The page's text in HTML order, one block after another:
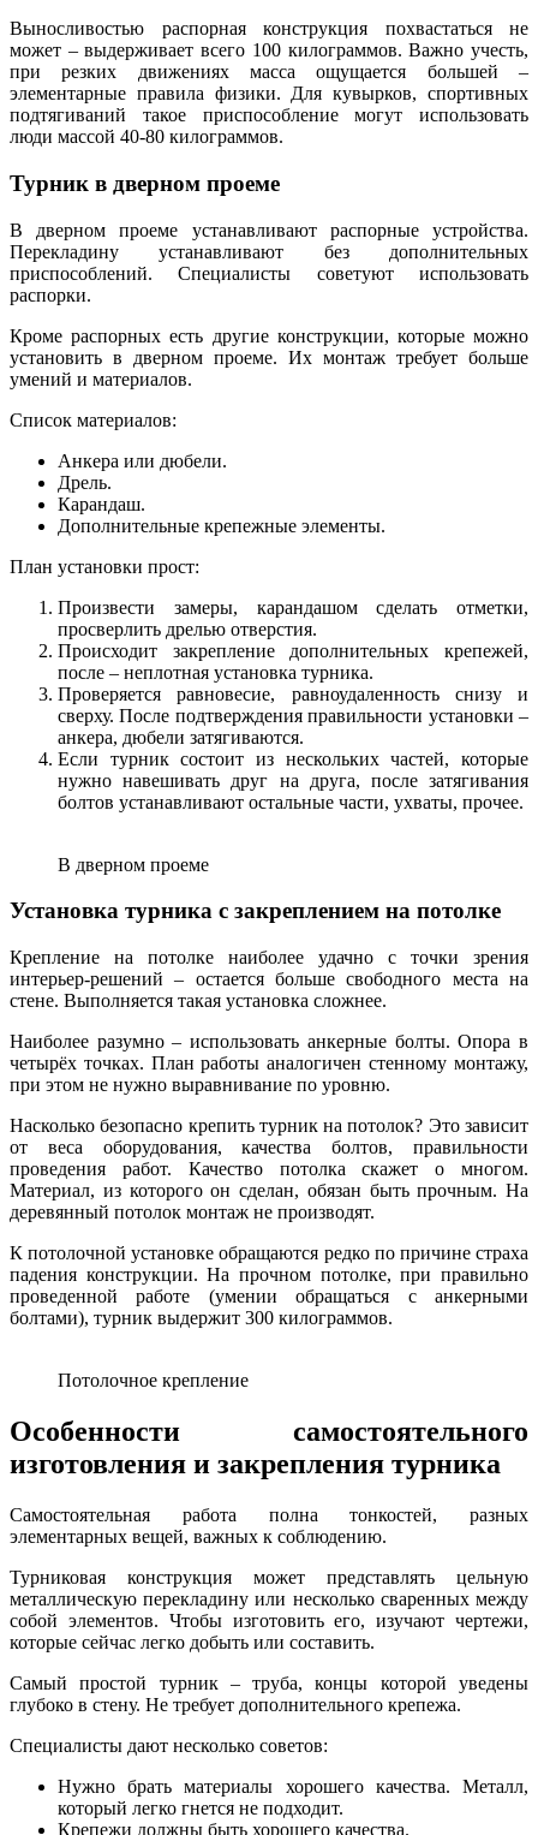
Выносливостью распорная конструкция похвастаться не
может – выдерживает всего 100 килограммов. Важно учесть,
при резких движениях масса ощущается большей –
элементарные правила физики. Для кувырков, спортивных
подтягиваний такое приспособление могут использовать
люди массой 40-80 килограммов.
Турник в дверном проеме
В дверном проеме устанавливают распорные устройства.
Перекладину устанавливают без дополнительных
приспособлений. Специалисты советуют использовать
распорки.
Кроме распорных есть другие конструкции, которые можно
установить в дверном проеме. Их монтаж требует больше
умений и материалов.
Список материалов:
Анкера или дюбели.
Дрель.
Карандаш.
Дополнительные крепежные элементы.
План установки прост:
Произвести замеры, карандашом сделать отметки,
просверлить дрелью отверстия.
Происходит закрепление дополнительных крепежей,
после – неплотная установка турника.
Проверяется равновесие, равноудаленность снизу и
сверху. После подтверждения правильности установки –
анкера, дюбели затягиваются.
Если турник состоит из нескольких частей, которые
нужно навешивать друг на друга, после затягивания
болтов устанавливают остальные части, ухваты, прочее.
В дверном проеме
Установка турника с закреплением на потолке
Крепление на потолке наиболее удачно с точки зрения
интерьер-решений – остается больше свободного места на
стене. Выполняется такая установка сложнее.
Наиболее разумно – использовать анкерные болты. Опора в
четырёх точках. План работы аналогичен стенному монтажу,
при этом не нужно выравнивание по уровню.
Насколько безопасно крепить турник на потолок? Это зависит
от веса оборудования, качества болтов, правильности
проведения работ. Качество потолка скажет о многом.
Материал, из которого он сделан, обязан быть прочным. На
деревянный потолок монтаж не производят.
К потолочной установке обращаются редко по причине страха
падения конструкции. На прочном потолке, при правильно
проведенной работе (умении обращаться с анкерными
болтами), турник выдержит 300 килограммов.
Потолочное крепление
Особенности самостоятельного
изготовления и закрепления турника
Самостоятельная работа полна тонкостей, разных
элементарных вещей, важных к соблюдению.
Турниковая конструкция может представлять цельную
металлическую перекладину или несколько сваренных между
собой элементов. Чтобы изготовить его, изучают чертежи,
которые сейчас легко добыть или составить.
Самый простой турник – труба, концы которой уведены
глубоко в стену. Не требует дополнительного крепежа.
Специалисты дают несколько советов:
Нужно брать материалы хорошего качества. Металл,
который легко гнется не подходит.
Крепежи должны быть хорошего качества.